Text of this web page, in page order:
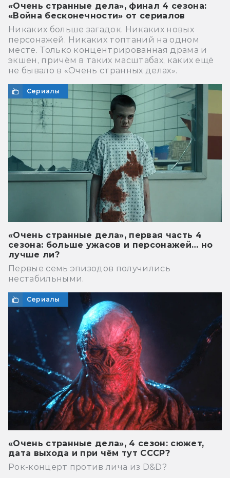
«Очень странные дела», финал 4 сезона:
«Война бесконечности» от сериалов
Никаких больше загадок. Никаких новых
персонажей. Никаких топтаний на одном
месте. Только концентрированная драма и
экшен, причём в таких масштабах, каких ещё
не бывало в «Очень странных делах».
Сериалы
«Очень странные дела», первая часть 4
сезона: больше ужасов и персонажей… но
лучше ли?
Первые семь эпизодов получились
нестабильными.
Сериалы
«Очень странные дела», 4 сезон: сюжет,
дата выхода и при чём тут СССР?
Рок-концерт против лича из D&D?